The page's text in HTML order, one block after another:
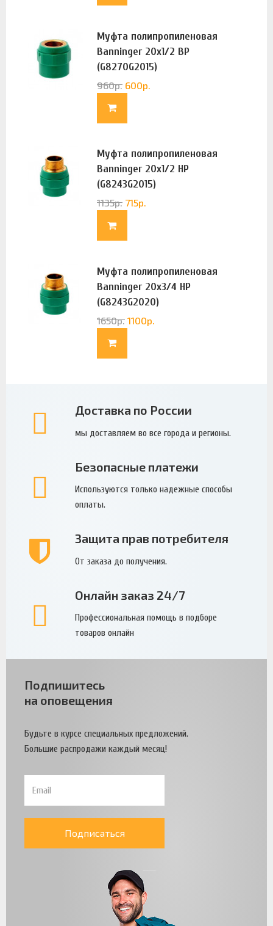
Муфта полипропиленовая
Banninger 20х1/2 ВР
(G8270G2015)
960р. 600р.
Муфта полипропиленовая
Banninger 20х1/2 НР
(G8243G2015)
1135р. 715р.
Муфта полипропиленовая
Banninger 20х3/4 НР
(G8243G2020)
1650р. 1100р.
Доставка по России
мы доставляем во все города и регионы.
Безопасные платежи
Используются только надежные способы
оплаты.
Защита прав потребителя
От заказа до получения.
Онлайн заказ 24/7
Профессиональная помощь в подборе
товаров онлайн
Подпишитесь
на оповещения
Будьте в курсе специальных предложений.
Большие распродажи каждый месяц!
Подписаться